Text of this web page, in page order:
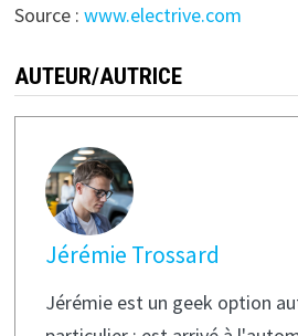
Source : www.electrive.com
AUTEUR/AUTRICE
Jérémie Trossard
Jérémie est un geek option